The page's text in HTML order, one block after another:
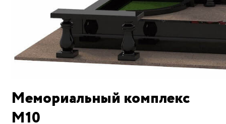
Мемориальный комплекс
М10